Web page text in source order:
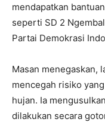
mendapatkan
seperti SD 2
Partai Demokrasi
Masan menegaskan,
mencegah risiko
hujan. Ia
dilakukan secara